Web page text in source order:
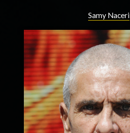
Samy Naceri